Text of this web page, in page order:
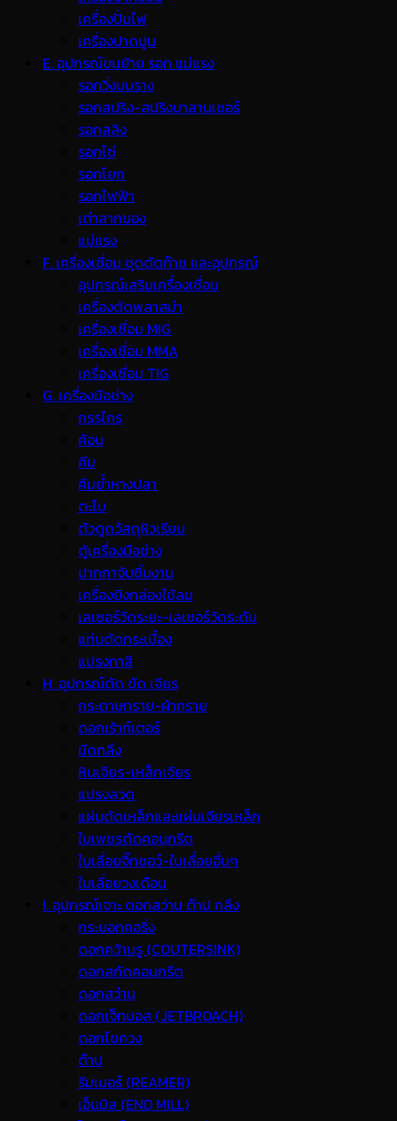
เครื่องปั่นไฟ
เครื่องปาดปูน
E. อุปกรณ์ขนย้าย รอก แม่แรง
รอกวิ่งบนราง
รอกสปริง-สปริงบาลานเซอร์
รอกสลิง
รอกโซ่
รอกโยก
รอกไฟฟ้า
เต่าลากของ
แม่แรง
F. เครื่องเชื่อม ชุดตัดก๊าซ และอุปกรณ์
อุปกรณ์เสริมเครื่องเชื่อม
เครื่องตัดพลาสม่า
เครื่องเชื่อม MIG
เครื่องเชื่อม MMA
เครื่องเชื่อม TIG
G. เครื่องมือช่าง
กรรไกร
ค้อน
คีม
คีมย้ำหางปลา
ตะไบ
ตัวดูดวัสดุผิวเรียบ
ตู้เครื่องมือช่าง
ปากกาจับชิ้นงาน
เครื่องยิงกล่องใช้ลม
เลเซอร์วัดระยะ-เลเซอร์วัดระดับ
แท่นตัดกระเบื้อง
แปรงทาสี
H. อุปกรณ์ตัด ขัด เจียร
กระดาษทราย-ผ้าทราย
ดอกเร้าท์เตอร์
มีดกลึง
หินเจียร-เหล็กเจียร
แปรงลวด
แผ่นตัดเหล็กและแผ่นเจียรเหล็ก
ใบเพชรตัดคอนกรีต
ใบเลื่อยจิ๊กซอว์-ใบเลื่อยอื่นๆ
ใบเลื่อยวงเดือน
I. อุปกรณ์เจาะ ดอกสว่าน ต๊าป กลึง
กระบอกคอริ่ง
ดอกคว้านรู (COUTERSINK)
ดอกสกัดคอนกรีต
ดอกสว่าน
ดอกเจ็ทบอส (JETBROACH)
ดอกไขควง
ต๊าป
รีมเมอร์ (REAMER)
เอ็นมิล (END MILL)